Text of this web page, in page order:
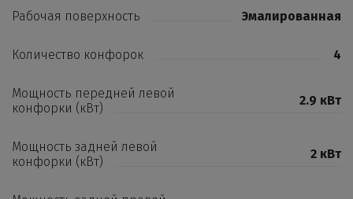
Рабочая поверхность Эмалированная
Количество конфорок 4
Мощность передней левой
конфорки (кВт)
2.9 кВт
Мощность задней левой
конфорки (кВт)
2 кВт